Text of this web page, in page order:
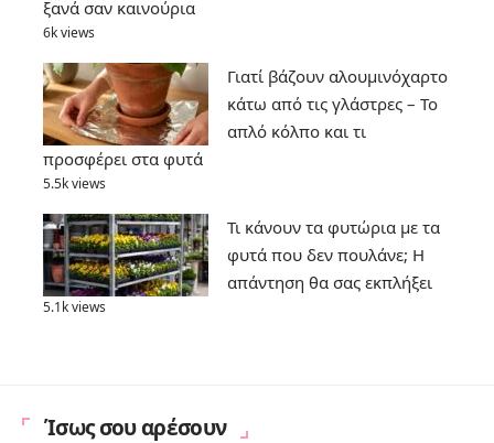
ξανά σαν καινούρια
6k views
Γιατί βάζουν αλουμινόχαρτο
κάτω από τις γλάστρες – Το
απλό κόλπο και τι
προσφέρει στα φυτά
5.5k views
Τι κάνουν τα φυτώρια με τα
φυτά που δεν πουλάνε; Η
απάντηση θα σας εκπλήξει
5.1k views
Ίσως σου αρέσουν